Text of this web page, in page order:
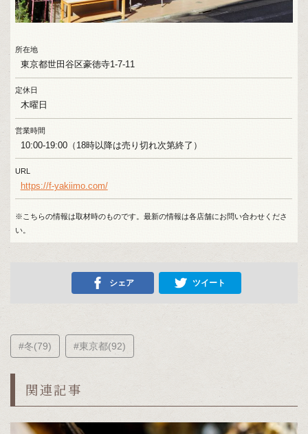
所在地
東京都世田谷区豪徳寺1-7-11
定休日
木曜日
営業時間
10:00-19:00（18時以降は売り切れ次第終了）
URL
https://f-yakiimo.com/
※こちらの情報は取材時のものです。最新の情報は各店舗にお問い合わせくださ
い。
シェア ツイート
#冬(79) #東京都(92)
関連記事